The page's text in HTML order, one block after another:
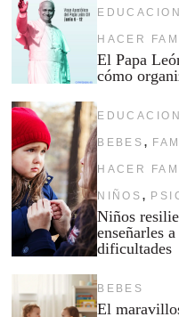
EDUCACION
HACER
El Papa
cómo
EDUCACION
BEBES ,
HACER
NIÑOS ,
Niños
enseñarles
dificultades
BEBES
El